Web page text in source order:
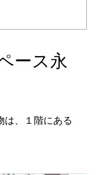
ース永
は、１階にある